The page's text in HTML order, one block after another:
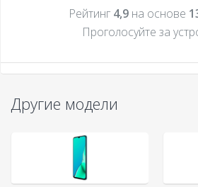
Рейтинг 4,9на основе
Проголосуйте за
Другие модели